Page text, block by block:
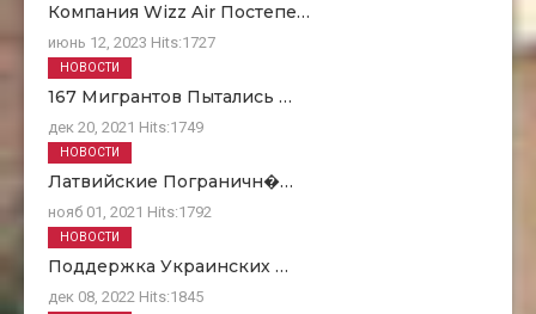
Компания Wizz Air Постепе…
июнь 12, 2023 Hits:1727
167 Мигрантов Пытались …
дек 20, 2021 Hits:1749
НОВОСТИ
Латвийские Пограничн�…
нояб 01, 2021 Hits:1792
НОВОСТИ
Поддержка Украинских …
дек 08, 2022 Hits:1845
НОВОСТИ